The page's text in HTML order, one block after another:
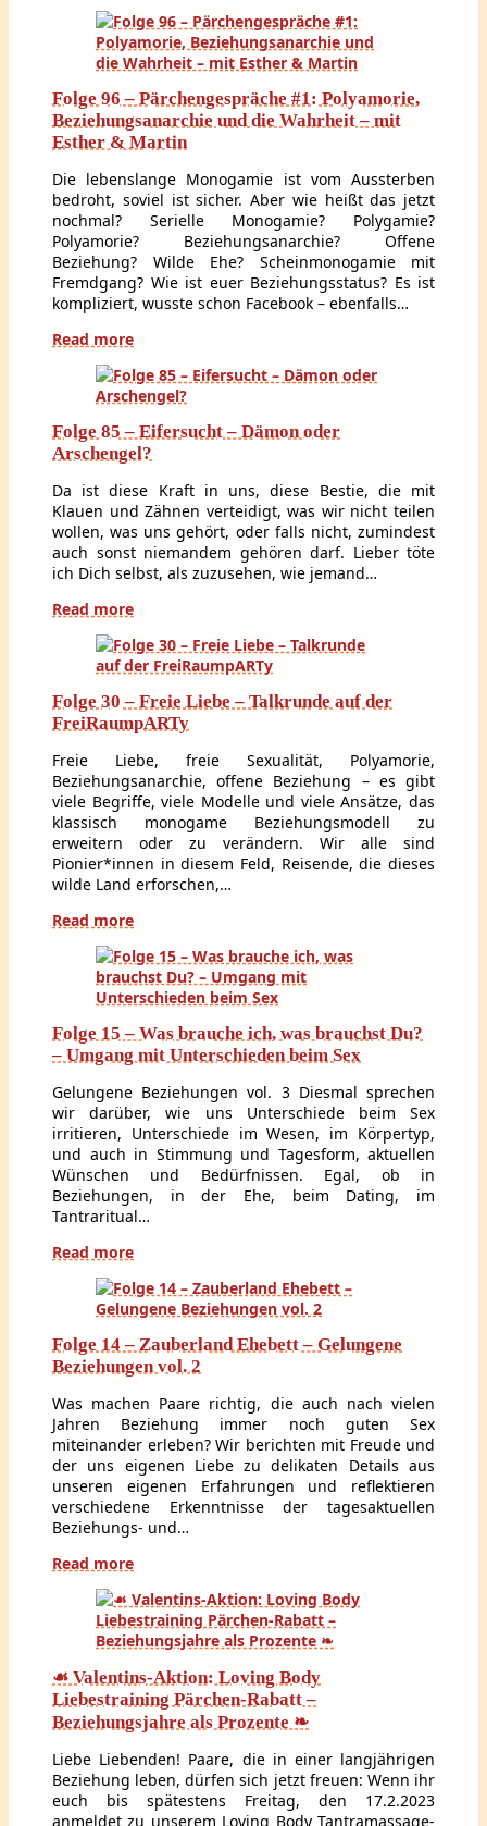
Folge 96 – Pärchengespräche #1: Polyamorie,
Beziehungsanarchie und die Wahrheit – mit
Esther & Martin
Die lebenslange Monogamie ist vom Aussterben
bedroht, soviel ist sicher. Aber wie heißt das jetzt
nochmal? Serielle Monogamie? Polygamie?
Polyamorie? Beziehungsanarchie? Offene
Beziehung? Wilde Ehe? Scheinmonogamie mit
Fremdgang? Wie ist euer Beziehungsstatus? Es ist
kompliziert, wusste schon Facebook – ebenfalls…
Read more
Folge 85 – Eifersucht – Dämon oder
Arschengel?
Da ist diese Kraft in uns, diese Bestie, die mit
Klauen und Zähnen verteidigt, was wir nicht teilen
wollen, was uns gehört, oder falls nicht, zumindest
auch sonst niemandem gehören darf. Lieber töte
ich Dich selbst, als zuzusehen, wie jemand…
Read more
Folge 30 – Freie Liebe – Talkrunde auf der
FreiRaumpARTy
Freie Liebe, freie Sexualität, Polyamorie,
Beziehungsanarchie, offene Beziehung – es gibt
viele Begriffe, viele Modelle und viele Ansätze, das
klassisch monogame Beziehungsmodell zu
erweitern oder zu verändern. Wir alle sind
Pionier*innen in diesem Feld, Reisende, die dieses
wilde Land erforschen,…
Read more
Folge 15 – Was brauche ich, was brauchst Du?
– Umgang mit Unterschieden beim Sex
Gelungene Beziehungen vol. 3 Diesmal sprechen
wir darüber, wie uns Unterschiede beim Sex
irritieren, Unterschiede im Wesen, im Körpertyp,
und auch in Stimmung und Tagesform, aktuellen
Wünschen und Bedürfnissen. Egal, ob in
Beziehungen, in der Ehe, beim Dating, im
Tantraritual…
Read more
Folge 14 – Zauberland Ehebett – Gelungene
Beziehungen vol. 2
Was machen Paare richtig, die auch nach vielen
Jahren Beziehung immer noch guten Sex
miteinander erleben? Wir berichten mit Freude und
der uns eigenen Liebe zu delikaten Details aus
unseren eigenen Erfahrungen und reflektieren
verschiedene Erkenntnisse der tagesaktuellen
Beziehungs- und…
Read more
☙ Valentins-Aktion: Loving Body
Liebestraining Pärchen-Rabatt –
Beziehungsjahre als Prozente ❧
Liebe Liebenden! Paare, die in einer langjährigen
Beziehung leben, dürfen sich jetzt freuen: Wenn ihr
euch bis spätestens Freitag, den 17.2.2023
anmeldet zu unserem Loving Body Tantramassage-